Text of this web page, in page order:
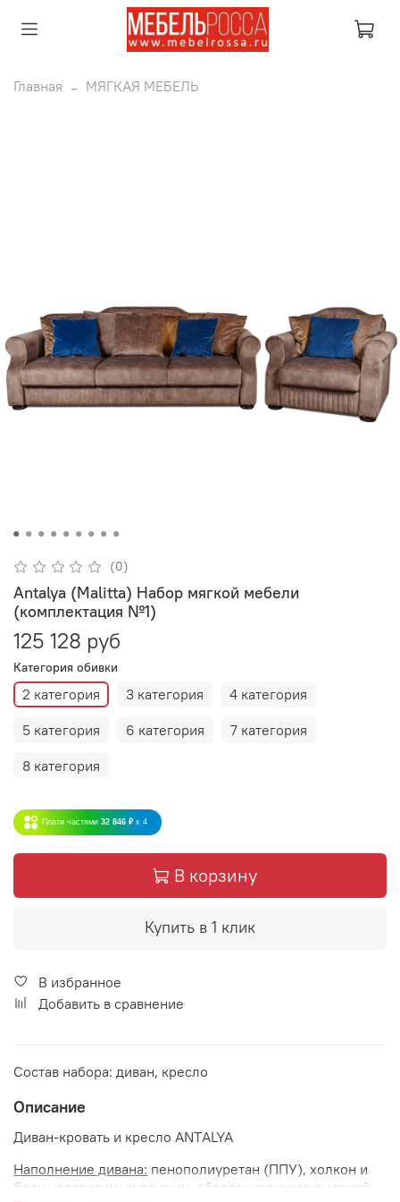
Главная МЯГКАЯ МЕБЕЛЬ
(0)
Antalya (Malitta) Набор мягкой мебели
(комплектация №1)
125 128 руб
Категория обивки
2 категория 3 категория
4 категория
5 категория
6 категория
7 категория
8 категория
Плати частями 32 846 ₽ x 4
В корзину
Купить в 1 клик
В избранное
Добавить в сравнение
Состав набора: диван, кресло
Описание
Диван-кровать и кресло ANTАLYA
Наполнение дивана: пенополиуретан (ППУ), холкон и
блок независимых пружин, обеспечивающие высокий